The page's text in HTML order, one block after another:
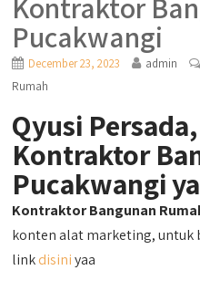
Pucakwangi
December 23, 2023 admin
Rumah
Qyusi
Kontraktor
Pucakwangi
Kontraktor Bangunan
konten alat marketing, untuk
linkdisiniyaa